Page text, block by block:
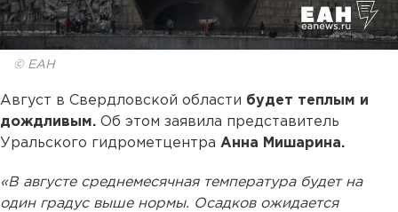
© ЕАН
Август в Свердловской области будет теплым и
дождливым. Об этом заявила представитель
Уральского гидрометцентра Анна Мишарина.
«В августе среднемесячная температура будет на
один градус выше нормы. Осадков ожидается